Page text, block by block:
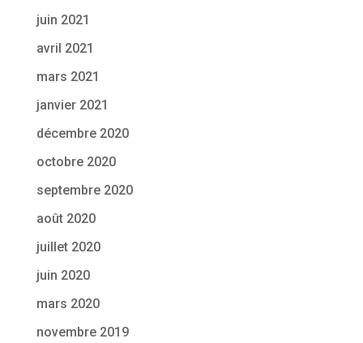
juin 2021
avril 2021
mars 2021
janvier 2021
décembre 2020
octobre 2020
septembre 2020
août 2020
juillet 2020
juin 2020
mars 2020
novembre 2019